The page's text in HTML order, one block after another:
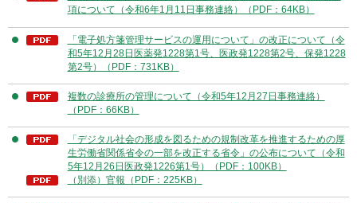
項について（令和6年1月11日事務連絡）（PDF：64KB）
「電子処方箋管理サービスの運用について」の改正について（令
和5年12月28日医薬発1228第1号、医政発1228第2号、保発1228
第2号）（PDF：731KB）
複数の診療所の管理について（令和5年12月27日事務連絡）
（PDF：66KB）
「デジタル社会の形成を図るための規制改革を推進するための厚
生労働省関係省令の一部を改正する省令」の公布について（令和
5年12月26日医政発1226第1号）（PDF：100KB）
（別添）官報（PDF：225KB）